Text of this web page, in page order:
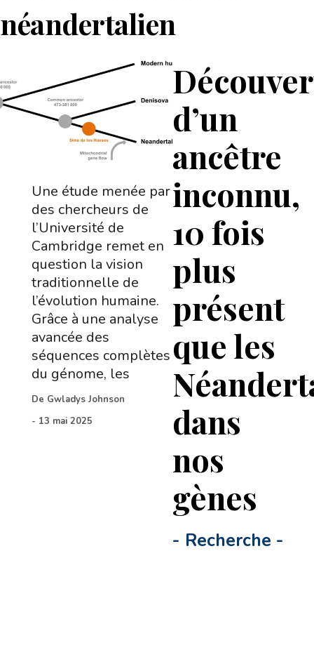
néandertalien
d’un
ancêtre
inconnu,
10 fois
plus
présent
que les
dans
nos
gènes
- Recherche -
Une étude menée par
des chercheurs de
l’Université de
Cambridge remet en
question la vision
traditionnelle de
l’évolution humaine.
Grâce à une analyse
avancée des
séquences complètes
du génome, les
De Gwladys Johnson
- 13 mai 2025